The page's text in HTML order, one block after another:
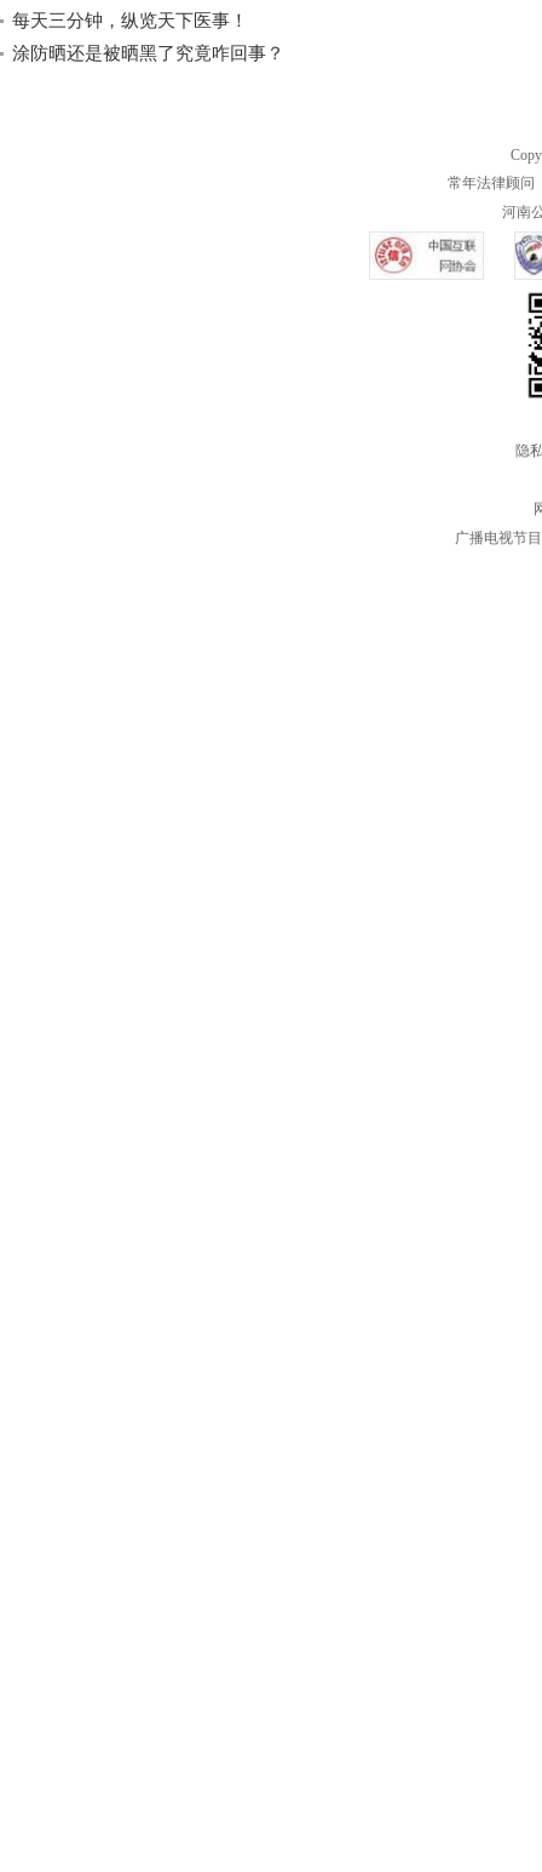
每天三分钟，纵览天下医事！
涂防晒还是被晒黑了究竟咋回事？
常年法律顾问
河南
隐
广播电视节